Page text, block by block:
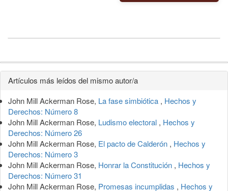
Detalles
del
artículo
Artículos más leídos del mismo autor/a
John Mill Ackerman Rose, La fase simbiótica , Hechos y
Derechos: Número 8
John Mill Ackerman Rose, Ludismo electoral , Hechos y
Derechos: Número 26
John Mill Ackerman Rose, El pacto de Calderón , Hechos y
Derechos: Número 3
John Mill Ackerman Rose, Honrar la Constitución , Hechos y
Derechos: Número 31
John Mill Ackerman Rose, Promesas incumplidas , Hechos y